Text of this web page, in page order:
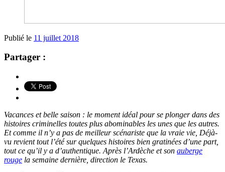
Publié le 11 juillet 2018
Partager :
Vacances et belle saison : le moment idéal pour se plonger dans des
histoires criminelles toutes plus abominables les unes que les autres.
Et comme il n’y a pas de meilleur scénariste que la vraie vie, Déjà-
vu revient tout l’été sur quelques histoires bien gratinées d’une part,
tout ce qu’il y a d’authentique. Après l’Ardèche et son auberge
rouge la semaine dernière, direction le Texas.